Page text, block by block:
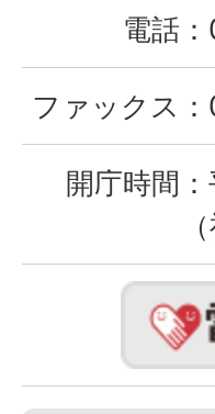
電話：
ファックス：
開庁時間：